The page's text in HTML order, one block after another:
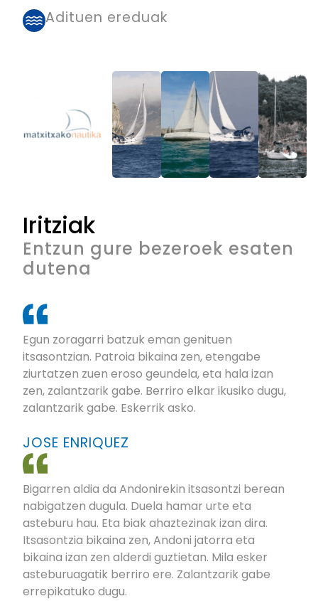
Adituen ereduak
Iritziak
Entzun gure bezeroek esaten
dutena
Egun zoragarri batzuk eman genituen
itsasontzian. Patroia bikaina zen, etengabe
ziurtatzen zuen eroso geundela, eta hala izan
zen, zalantzarik gabe. Berriro elkar ikusiko dugu,
zalantzarik gabe. Eskerrik asko.
JOSE ENRIQUEZ
Bigarren aldia da Andonirekin itsasontzi berean
nabigatzen dugula. Duela hamar urte eta
asteburu hau. Eta biak ahaztezinak izan dira.
Itsasontzia bikaina zen, Andoni jatorra eta
bikaina izan zen alderdi guztietan. Mila esker
asteburuagatik berriro ere. Zalantzarik gabe
errepikatuko dugu.